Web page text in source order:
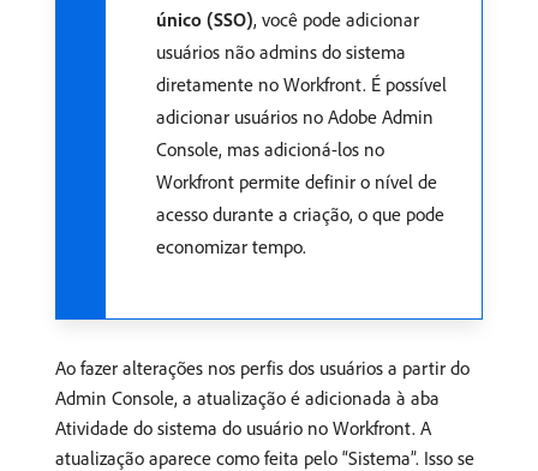
único (SSO), você pode adicionar
usuários não admins do sistema
diretamente no Workfront. É possível
adicionar usuários no Adobe Admin
Console, mas adicioná-los no
Workfront permite definir o nível de
acesso durante a criação, o que pode
economizar tempo.
Ao fazer alterações nos perfis dos usuários a partir do
Admin Console, a atualização é adicionada à aba
Atividade do sistema do usuário no Workfront. A
atualização aparece como feita pelo “Sistema”. Isso se